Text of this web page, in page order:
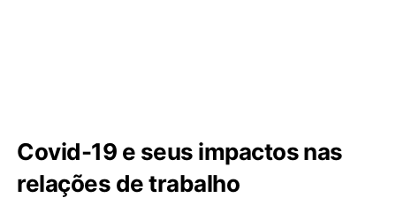
Covid-19 e seus impactos nas
relações de trabalho